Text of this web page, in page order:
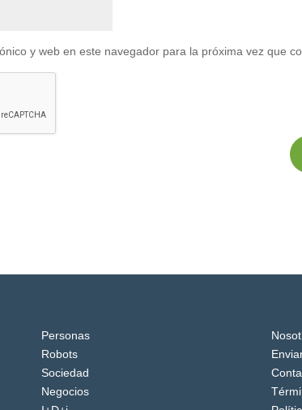
y web en este navegador para la próxima vez que
Personas
Robots
Sociedad
Negocios